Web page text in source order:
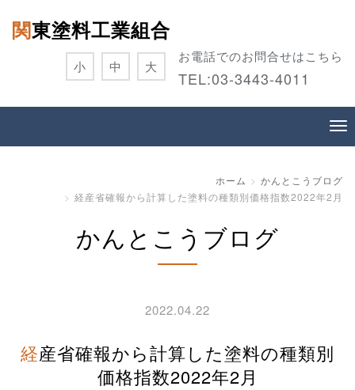
関東塗料工業組合
お電話でのお問合せはこちら
TEL:03-3443-4011
小 中 大
ホーム
かんとこうブログ
経産省確報から計算した塗料の種類別価格指数2022年2月
かんとこうブログ
2022.04.22
経産省確報から計算した塗料の種類別
価格指数2022年2月